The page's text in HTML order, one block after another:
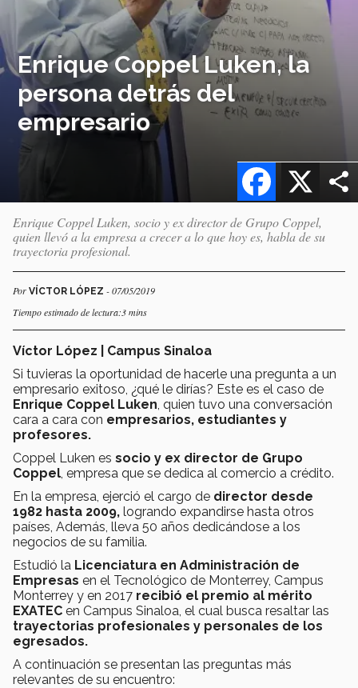
Enrique Coppel Luken, la
persona detrás del
empresario
X
Facebook
Enrique Coppel Luken, socio y ex director de Grupo Coppel,
quien llevó a la empresa a crecer a lo que hoy es, habla de su
trayectoria profesional.
Por VÍCTOR LÓPEZ - 07/05/2019
Tiempo estimado de lectura:3 mins
Víctor López | Campus Sinaloa
Si tuvieras la oportunidad de hacerle una pregunta a un
empresario exitoso, ¿qué le dirías? Este es el caso de
Enrique Coppel Luken , quien tuvo una conversación
cara a cara con empresarios, estudiantes y
profesores.
Coppel Luken es socio y ex director de Grupo
Coppel , empresa que se dedica al comercio a crédito.
En la empresa, ejerció el cargo de director desde
1982 hasta 2009, logrando expandirse hasta otros
países, Además, lleva 50 años dedicándose a los
negocios de su familia.
Estudió la Licenciatura en Administración de
Empresas en el Tecnológico de Monterrey, Campus
Monterrey y en 2017 recibió el premio al mérito
EXATEC en Campus Sinaloa, el cual busca resaltar las
trayectorias profesionales y personales de los
egresados.
A continuación se presentan las preguntas más
relevantes de su encuentro: